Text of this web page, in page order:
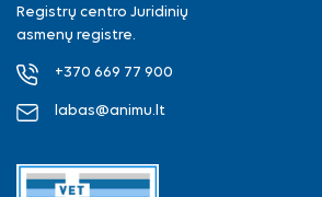
Registrų centro Juridinių
asmenų registre.
+370 669 77 900
labas@animu.lt